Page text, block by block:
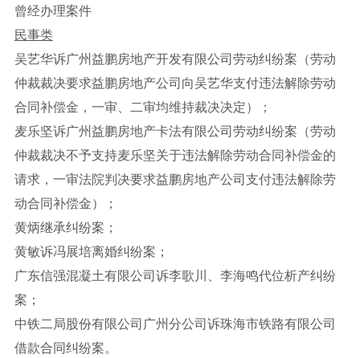
曾经办理案件
民事类
吴艺华诉广州益鹏房地产开发有限公司劳动纠纷案（劳动
仲裁裁决要求益鹏房地产公司向吴艺华支付违法解除劳动
合同补偿金，一审、二审均维持裁决决定）；
麦乐坚诉广州益鹏房地产卡法有限公司劳动纠纷案（劳动
仲裁裁决不予支持麦乐坚关于违法解除劳动合同补偿金的
请求，一审法院判决要求益鹏房地产公司支付违法解除劳
动合同补偿金）；
黄炳继承纠纷案；
黄敏诉冯展培离婚纠纷案；
广东信强混凝土有限公司诉李歌川、李海鸣代位析产纠纷
案；
中铁二局股份有限公司广州分公司诉珠海市铁路有限公司
借款合同纠纷案。